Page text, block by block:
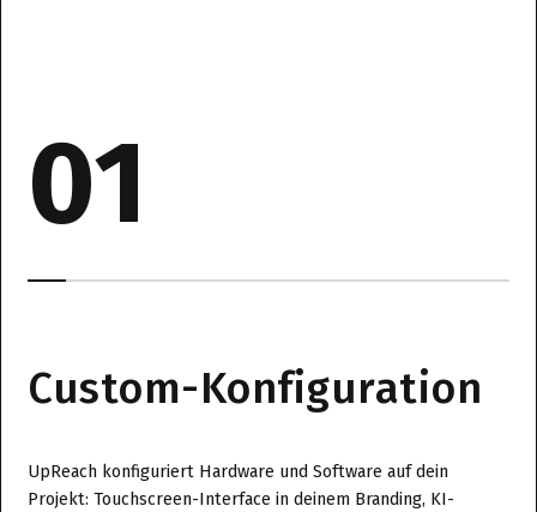
01
Custom-Konfiguration
UpReach konfiguriert Hardware und Software auf dein
Projekt: Touchscreen-Interface in deinem Branding, KI-